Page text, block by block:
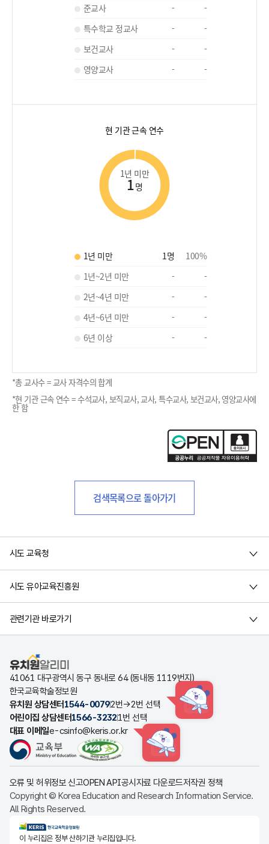
준교사
-
-
특수학교 정교사
-
-
보건교사
-
-
영양교사
- -
현 기관 근속 연수
1년 미만
1명
1년 미만 1명 100%
1년~2년 미만
-
-
2년~4년 미만
-
-
4년~6년 미만
-
-
6년 이상
- -
*총 교사수 = 교사 자격수의 합계
*현 기관 근속 연수 = 수석교사, 보직교사, 교사, 특수교사, 보건교사, 영양교사에
한 함
검색목록으로 돌아가기
시도 교육청
시도 유아교육진흥원
관련기관 바로가기
유치원알리미
41061 대구광역시 동구 동내로 64 (동내동 1119번지)
한국교육학술정보원
유치원 상담센터 1544-00792번→2번 선택 HINT
어린이집 상담센터1566-32321번 선택
대표 이메일e-csinfo@keris.or.kr
HINT
오류 및 허위정보 신고OPEN API공시자료 다운로드저작권 정책
Copyright © Korea Education and Research Information Service.
All Rights Reserved.
KERIS한국교육학술정보원
이 누리집은 정부 산하기관 누리집입니다.